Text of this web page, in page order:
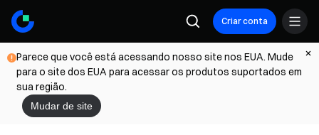
Criar conta
Parece que você está acessando nosso site nos EUA. Mude
para o site dos EUA para acessar os produtos suportados em
sua região.
Mudar de site